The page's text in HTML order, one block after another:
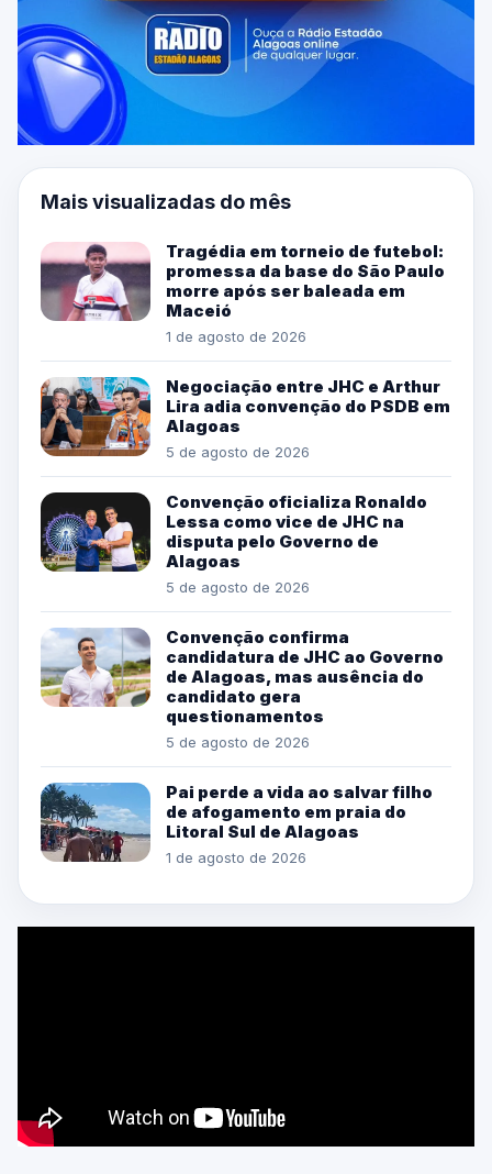
Mais visualizadas do mês
Tragédia em torneio de futebol:
promessa da base do São Paulo
morre após ser baleada em
Maceió
1 de agosto de 2026
Negociação entre JHC e Arthur
Lira adia convenção do PSDB em
Alagoas
5 de agosto de 2026
Convenção oficializa Ronaldo
Lessa como vice de JHC na
disputa pelo Governo de
Alagoas
5 de agosto de 2026
Convenção confirma
candidatura de JHC ao Governo
de Alagoas, mas ausência do
candidato gera
questionamentos
5 de agosto de 2026
Pai perde a vida ao salvar filho
de afogamento em praia do
Litoral Sul de Alagoas
1 de agosto de 2026